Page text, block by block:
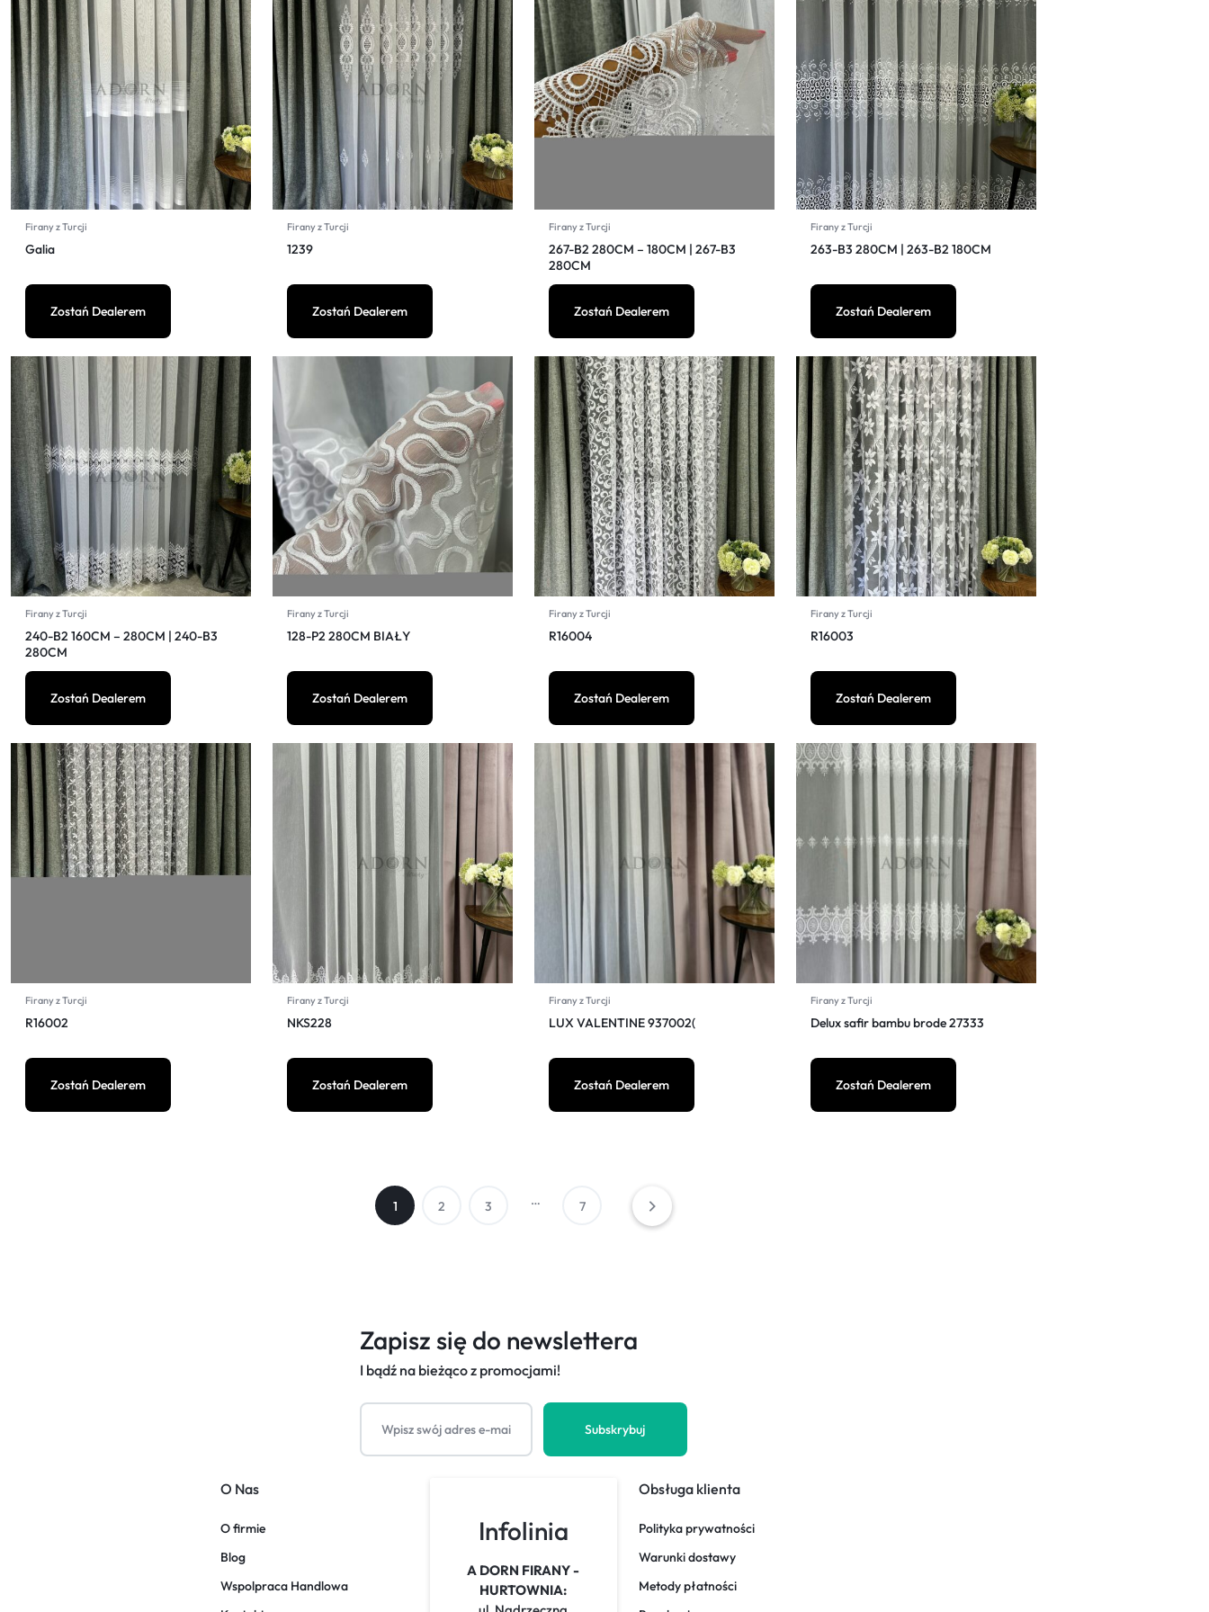
Firany z Turcji
Galia
Zostań Dealerem
Firany z Turcji
1239
Zostań Dealerem
Firany z Turcji
267-B2 280CM – 180CM | 267-B3
280CM
Zostań Dealerem
Firany z Turcji
263-B3 280CM | 263-B2 180CM
Zostań Dealerem
Firany z Turcji
240-B2 160CM – 280CM | 240-B3
280CM
Zostań Dealerem
Firany z Turcji
128-P2 280CM BIAŁY
Zostań Dealerem
Firany z Turcji
R16004
Zostań Dealerem
Firany z Turcji
R16003
Zostań Dealerem
Firany z Turcji
R16002
Zostań Dealerem
Firany z Turcji
NKS228
Zostań Dealerem
Firany z Turcji
LUX VALENTINE 937002(
Zostań Dealerem
Firany z Turcji
Delux safir bambu brode 27333
Zostań Dealerem
1 2 3 … 7
Zapisz się do newslettera
I bądź na bieżąco z promocjami!
O Nas
O firmie
Blog
Wspolpraca Handlowa
Infolinia
A DORN FIRANY -
HURTOWNIA:
Obsługa klienta
Polityka prywatności
Warunki dostawy
Metody płatności